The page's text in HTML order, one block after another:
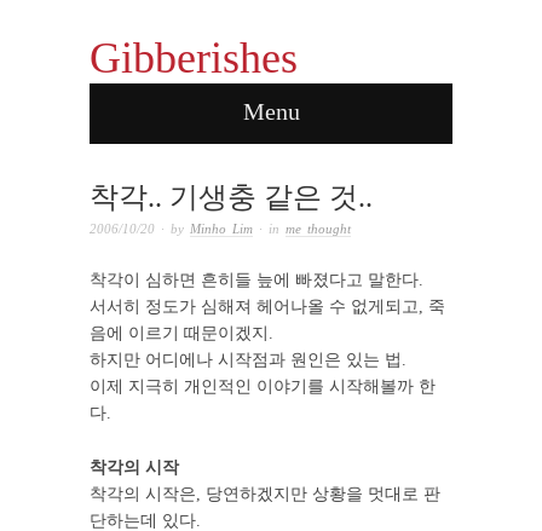
Gibberishes
Menu
착각.. 기생충 같은 것..
2006/10/20 · by Minho Lim · in me thought
착각이 심하면 흔히들 늪에 빠졌다고 말한다.
서서히 정도가 심해져 헤어나올 수 없게되고, 죽
음에 이르기 때문이겠지.
하지만 어디에나 시작점과 원인은 있는 법.
이제 지극히 개인적인 이야기를 시작해볼까 한
다.
착각의 시작
착각의 시작은, 당연하겠지만 상황을 멋대로 판
단하는데 있다.